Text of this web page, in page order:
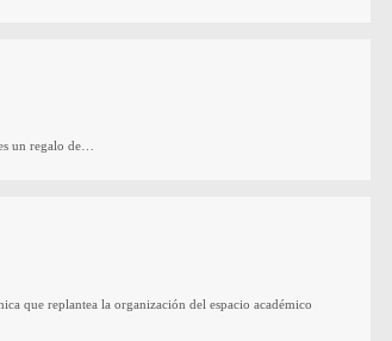
un regalo de…
que replantea la organización del espacio académico